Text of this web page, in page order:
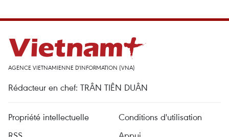
AGENCE VIETNAMIENNE D'INFORMATION (VNA)
Rédacteur en chef: TRÂN TIÊN DUÂN
Propriété intellectuelle
Conditions d'utilisation